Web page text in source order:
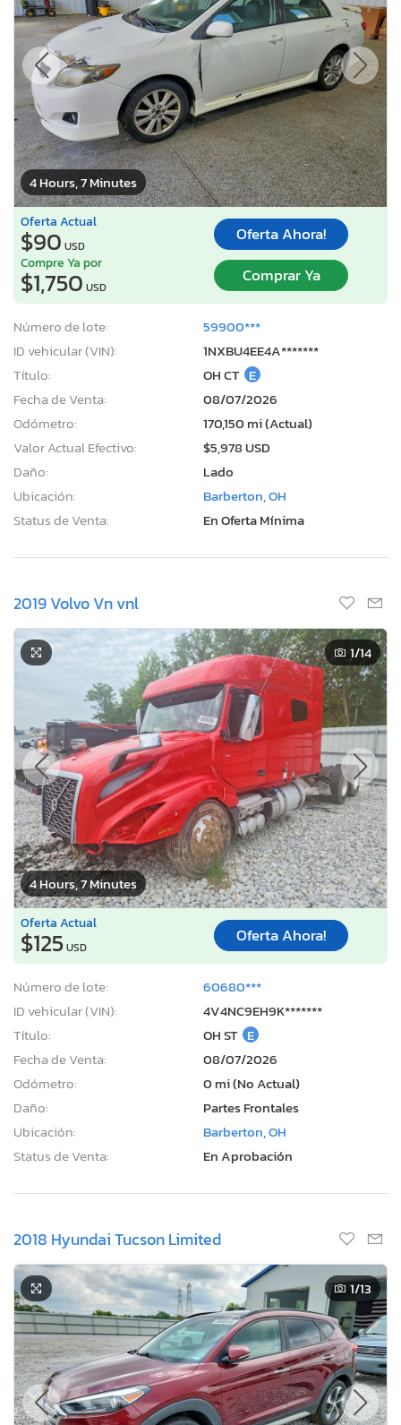
4 Hours, 7 Minutes
Oferta Actual
$90 USD
Oferta Ahora!
Compre Ya por
$1,750 USD
Comprar Ya
Número de lote:
59900***
ID vehicular (VIN):
1NXBU4EE4A*******
Título:
OH CT E
Fecha de Venta:
08/07/2026
Odómetro:
170,150 mi (Actual)
Valor Actual Efectivo:
$5,978 USD
Daño:
Lado
Ubicación:
Barberton, OH
Status de Venta:
En Oferta Mínima
2019 Volvo Vn vnl
4 Hours, 7 Minutes
1/14
Oferta Actual
$125USD
Oferta Ahora!
Número de lote:
60680***
ID vehicular (VIN):
4V4NC9EH9K*******
Título:
OH ST E
Fecha de Venta:
08/07/2026
Odómetro:
0 mi (No Actual)
Daño:
Partes Frontales
Ubicación:
Barberton, OH
Status de Venta:
En Aprobación
2018 Hyundai Tucson Limited
1/13